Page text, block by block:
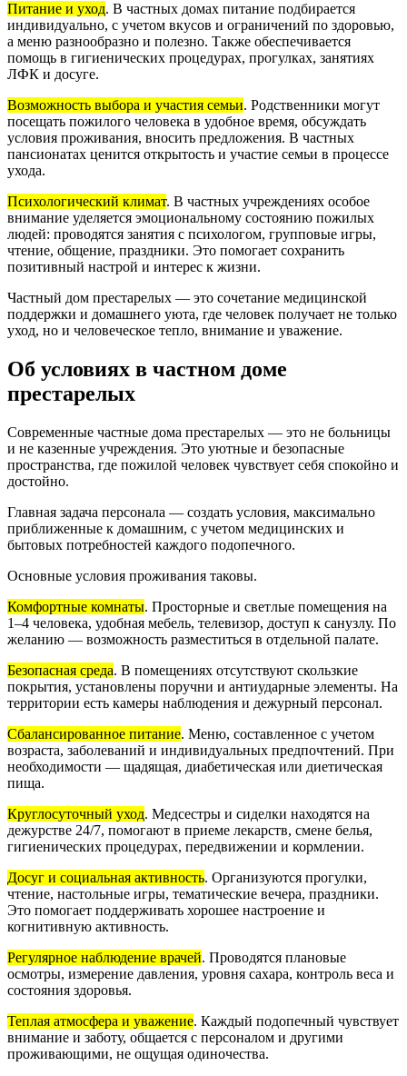
Питание и уход. В частных домах питание подбирается
индивидуально, с учетом вкусов и ограничений по здоровью,
а меню разнообразно и полезно. Также обеспечивается
помощь в гигиенических процедурах, прогулках, занятиях
ЛФК и досуге.
Возможность выбора и участия семьи. Родственники могут
посещать пожилого человека в удобное время, обсуждать
условия проживания, вносить предложения. В частных
пансионатах ценится открытость и участие семьи в процессе
ухода.
Психологический климат. В частных учреждениях особое
внимание уделяется эмоциональному состоянию пожилых
людей: проводятся занятия с психологом, групповые игры,
чтение, общение, праздники. Это помогает сохранить
позитивный настрой и интерес к жизни.
Частный дом престарелых — это сочетание медицинской
поддержки и домашнего уюта, где человек получает не только
уход, но и человеческое тепло, внимание и уважение.
Об условиях в частном доме
престарелых
Современные частные дома престарелых — это не больницы
и не казенные учреждения. Это уютные и безопасные
пространства, где пожилой человек чувствует себя спокойно и
достойно.
Главная задача персонала — создать условия, максимально
приближенные к домашним, с учетом медицинских и
бытовых потребностей каждого подопечного.
Основные условия проживания таковы.
Комфортные комнаты. Просторные и светлые помещения на
1–4 человека, удобная мебель, телевизор, доступ к санузлу. По
желанию — возможность разместиться в отдельной палате.
Безопасная среда. В помещениях отсутствуют скользкие
покрытия, установлены поручни и антиударные элементы. На
территории есть камеры наблюдения и дежурный персонал.
Сбалансированное питание. Меню, составленное с учетом
возраста, заболеваний и индивидуальных предпочтений. При
необходимости — щадящая, диабетическая или диетическая
пища.
Круглосуточный уход. Медсестры и сиделки находятся на
дежурстве 24/7, помогают в приеме лекарств, смене белья,
гигиенических процедурах, передвижении и кормлении.
Досуг и социальная активность. Организуются прогулки,
чтение, настольные игры, тематические вечера, праздники.
Это помогает поддерживать хорошее настроение и
когнитивную активность.
Регулярное наблюдение врачей. Проводятся плановые
осмотры, измерение давления, уровня сахара, контроль веса и
состояния здоровья.
Теплая атмосфера и уважение. Каждый подопечный чувствует
внимание и заботу, общается с персоналом и другими
проживающими, не ощущая одиночества.